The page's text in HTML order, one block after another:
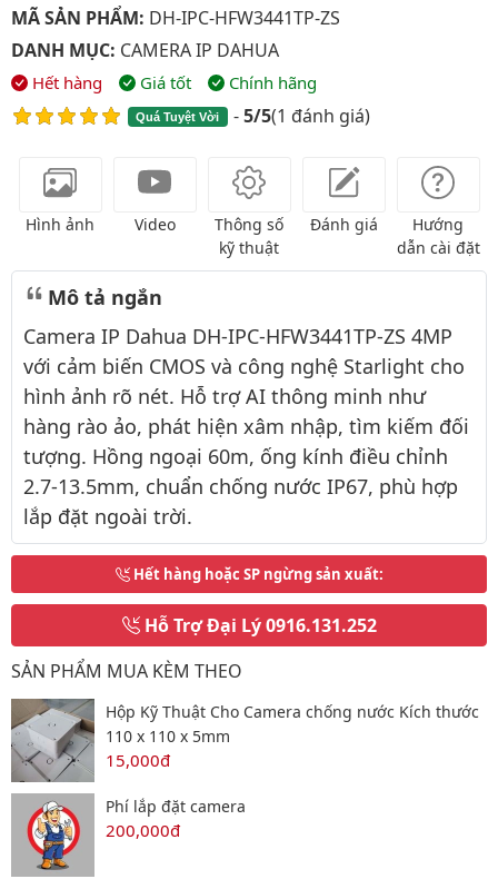
MÃ SẢN PHẨM: DH-IPC-HFW3441TP-ZS
DANH MỤC: CAMERA IP DAHUA
Hết hàng Giá tốt Chính hãng
Quá Tuyệt Vời -5/5(1 đánh giá)
Hình ảnh Video
Thông số
kỹ thuật
Đánh giá
Hướng
dẫn cài đặt
Mô tả ngắn
Camera IP Dahua DH-IPC-HFW3441TP-ZS 4MP
với cảm biến CMOS và công nghệ Starlight cho
hình ảnh rõ nét. Hỗ trợ AI thông minh như
hàng rào ảo, phát hiện xâm nhập, tìm kiếm đối
tượng. Hồng ngoại 60m, ống kính điều chỉnh
2.7-13.5mm, chuẩn chống nước IP67, phù hợp
lắp đặt ngoài trời.
Hết hàng hoặc SP ngừng sản xuất:
Hỗ Trợ Đại Lý0916.131.252
SẢN PHẨM MUA KÈM THEO
Hộp Kỹ Thuật Cho Camera chống nước Kích thước
110 x 110 x 5mm
15,000đ
Phí lắp đặt camera
200,000đ